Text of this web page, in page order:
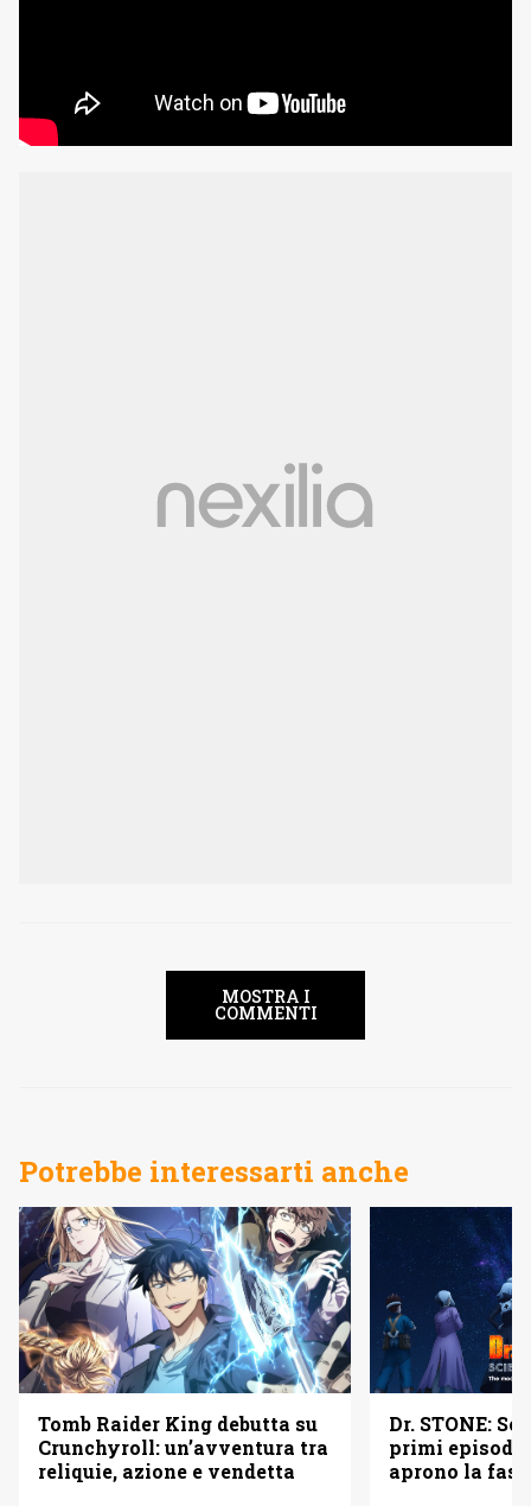
MOSTRA I
COMMENTI
Potrebbe interessarti anche
Tomb Raider King debutta su
Crunchyroll: un’avventura tra
reliquie, azione e vendetta
Dr. STONE:
primi episodi
aprono la